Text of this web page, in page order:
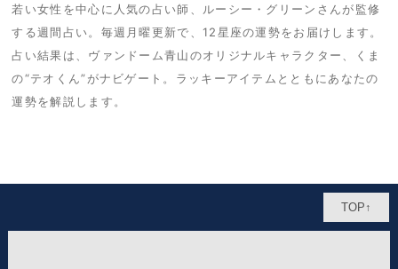
若い女性を中心に人気の占い師、ルーシー・グリーンさんが監修
する週間占い。毎週月曜更新で、12星座の運勢をお届けします。
占い結果は、ヴァンドーム青山のオリジナルキャラクター、くま
の“テオくん”がナビゲート。ラッキーアイテムとともにあなたの
運勢を解説します。
TOP↑